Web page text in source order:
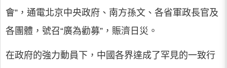
會”，通電北京中央政府、南方孫文、各省軍政長官及
各團體，號召“廣為勸募”，賑濟日災。
在政府的強力動員下，中國各界達成了罕見的一致行